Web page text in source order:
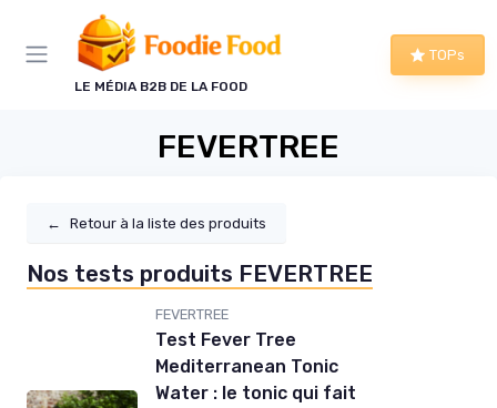
LE MÉDIA B2B DE LA FOOD
TOPs
FEVERTREE
← Retour à la liste des produits
Nos tests produits FEVERTREE
FEVERTREE
Test Fever Tree
Mediterranean Tonic
Water : le tonic qui fait
Panneau de gestion des cookies